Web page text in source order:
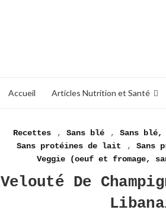
Accueil Articles Nutrition et Santé
Recettes
, Sans blé , Sans blé,
Sans protéines de lait
, Sans
Veggie (oeuf et fromage,
Velouté De